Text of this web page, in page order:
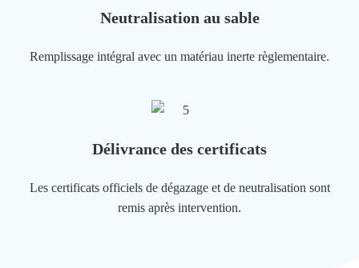
Neutralisation au sable
Remplissage intégral avec un matériau inerte règlementaire.
Délivrance des certificats
Les certificats officiels de dégazage et de neutralisation sont
remis après intervention.